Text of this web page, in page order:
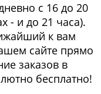
с 16 до 20
- и до 21 часа).
к вам
сайте прямо
заказов в
бесплатно!